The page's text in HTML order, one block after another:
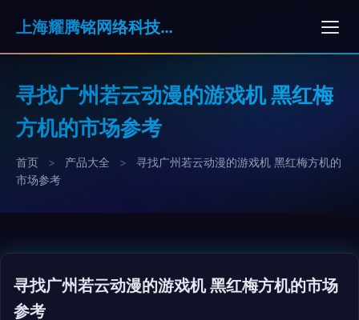
上海耀腾铭网络科技有限公司
寻找广州若云动漫的游戏机 黑红梅
方机的市场参考
首页 > 产品大全 >
寻找广州若云动漫的游戏机 黑红梅方机的
市场参考
寻找广州若云动漫的游戏机 黑红梅方机的市场
参考